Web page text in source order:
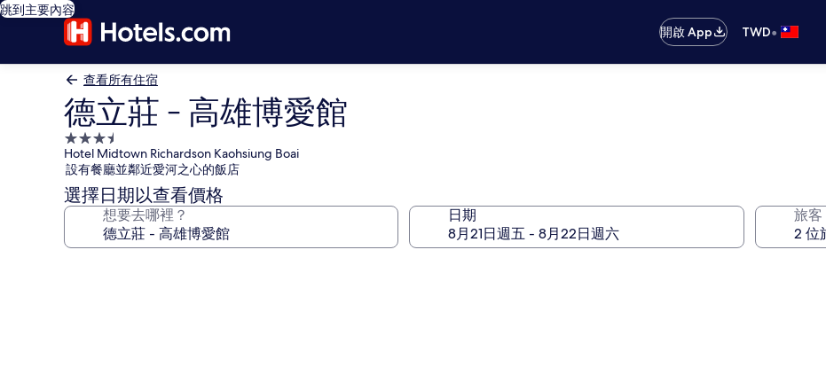
跳到主要內容
開啟 App
TWD•
查看所有住宿
德立莊 - 高雄博愛館
3.5
星
級
住
宿
Hotel Midtown Richardson Kaohsiung Boai
設有餐廳並鄰近愛河之心的飯店
選擇日期以查看價格
想要去哪裡？ 日期 旅客